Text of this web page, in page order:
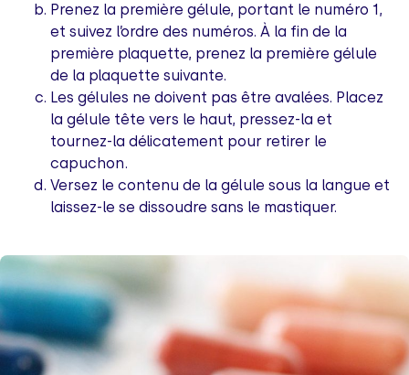
Prenez la première gélule, portant le numéro 1,
et suivez l’ordre des numéros. À la fin de la
première plaquette, prenez la première gélule
de la plaquette suivante.
Les gélules ne doivent pas être avalées. Placez
la gélule tête vers le haut, pressez-la et
tournez-la délicatement pour retirer le
capuchon.
Versez le contenu de la gélule sous la langue et
laissez-le se dissoudre sans le mastiquer.